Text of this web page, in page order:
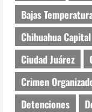
Bajas
Chihuahua Capital
Ciudad Juárez
Crimen
Detenciones